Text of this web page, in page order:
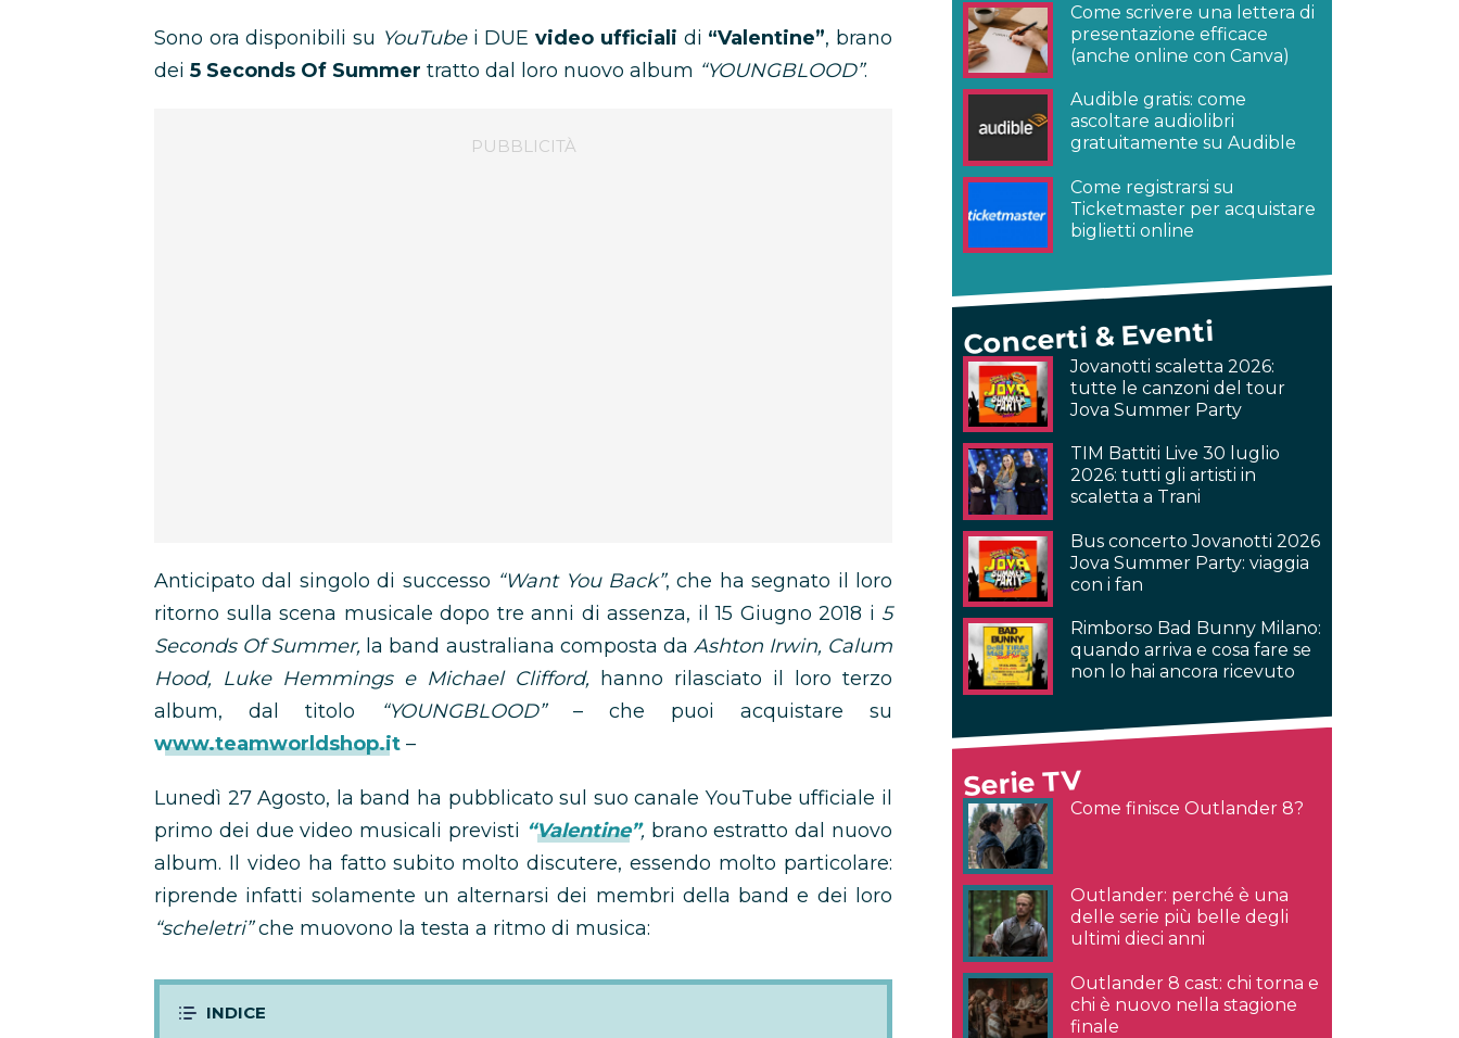
Sono ora disponibili su YouTubei DUEvideo ufficiali di “Valentine”, brano
dei 5 Seconds Of Summer tratto dal loro nuovo album “YOUNGBLOOD”.
Anticipato dal singolo di successo “Want You Back”, che ha segnato il loro
ritorno sulla scena musicale dopo tre anni di assenza, il 15 Giugno 2018 i 5
Seconds Of Summer, la band australiana composta da Ashton Irwin, Calum
Hood, Luke Hemmings e Michael Clifford, hanno rilasciato il loro terzo
album, dal titolo
“YOUNGBLOOD”– che puoi acquistare su
www.teamworldshop.it –
Lunedì 27 Agosto, la band ha pubblicato sul suo canale YouTube ufficiale il
primo dei due video musicali previsti “Valentine”, brano estratto dal nuovo
album. Il video ha fatto subito molto discutere, essendo molto particolare:
riprende infatti solamente un alternarsi dei membri della band e dei loro
“scheletri”che muovono la testa a ritmo di musica:
Come scrivere una lettera di
presentazione efficace
(anche online con Canva)
Audible gratis: come
ascoltare audiolibri
gratuitamente su Audible
Come registrarsi su
Ticketmaster per acquistare
biglietti online
Concerti & Eventi
Jovanotti scaletta 2026:
tutte le canzoni del tour
Jova Summer Party
TIM Battiti Live 30 luglio
2026: tutti gli artisti in
scaletta a Trani
Bus concerto Jovanotti 2026
Jova Summer Party: viaggia
con i fan
Rimborso Bad Bunny Milano:
quando arriva e cosa fare se
non lo hai ancora ricevuto
Serie TV
Come finisce Outlander 8?
Outlander: perché è una
delle serie più belle degli
ultimi dieci anni
Outlander 8 cast: chi torna e
chi è nuovo nella stagione
finale